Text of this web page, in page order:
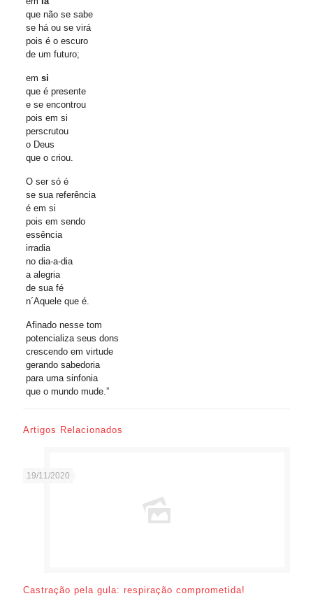
que não se sabe
se há ou se virá
pois é o escuro
de um futuro;
em si
que é presente
e se encontrou
pois em si
perscrutou
o Deus
que o criou.
O ser só é
se sua referência
é em si
pois em sendo
essência
irradia
no dia-a-dia
a alegria
de sua fé
n´Aquele que é.
Afinado nesse tom
potencializa seus dons
crescendo em virtude
gerando sabedoria
para uma sinfonia
que o mundo mude.”
Artigos Relacionados
19/11/2020
Castração pela gula: respiração comprometida!